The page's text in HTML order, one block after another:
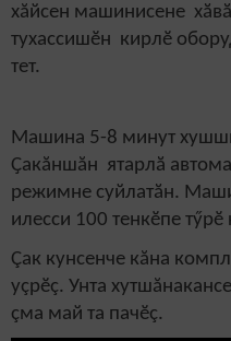
хăйсен машинисене
тухассишӗн кирлӗ
тет.
Машина 5-8 минут
Ҫакăншăн ятарлӑ
режимне суйлатӑн.
илесси 100 тенкӗпе тӳрӗ
Çак кунсенче кăна
уçрӗç. Унта
çма май та пачӗç.